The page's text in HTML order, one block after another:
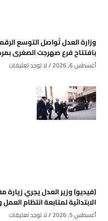
وزارة العدل تُواصل التوسع
بافتتاح فرع صهرجت الصغرى
أغسطس 6, 2026 لا توجد تعليقات
(فيديو) وزير العدل يجري
الابتدائية لمتابعة انتظام
أغسطس 5, 2026 لا توجد تعليقات